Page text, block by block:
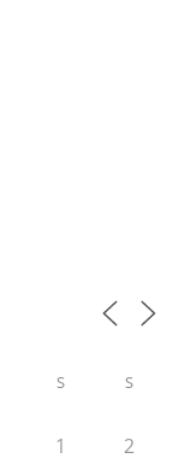
S S
1 2